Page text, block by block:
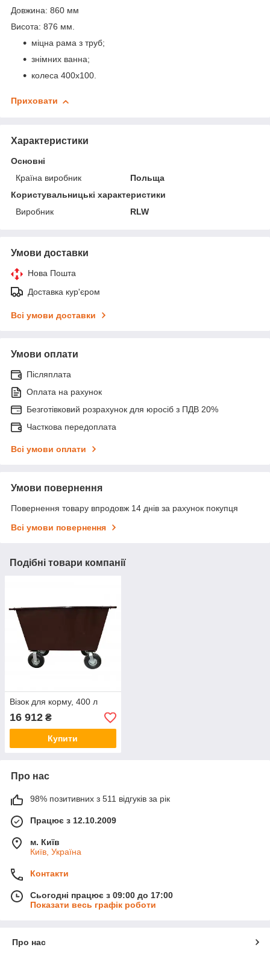
Довжина: 860 мм
Висота: 876 мм.
міцна рама з труб;
знімних ванна;
колеса 400х100.
Приховати
Характеристики
Основні
Країна виробник
Польща
Користувальницькі характеристики
Виробник
RLW
Умови доставки
Нова Пошта
Доставка кур'єром
Всі умови доставки
Умови оплати
Післяплата
Оплата на рахунок
Безготівковий розрахунок для юросіб з ПДВ 20%
Часткова передоплата
Всі умови оплати
Умови повернення
Повернення товару впродовж 14 днів за рахунок покупця
Всі умови повернення
Подібні товари компанії
Візок для корму, 400 л
16 912 ₴
Купити
Про нас
98% позитивних з 511 відгуків за рік
Працює з 12.10.2009
м. Київ
Київ, Україна
Контакти
Сьогодні працює з 09:00 до 17:00
Показати весь графік роботи
Про нас